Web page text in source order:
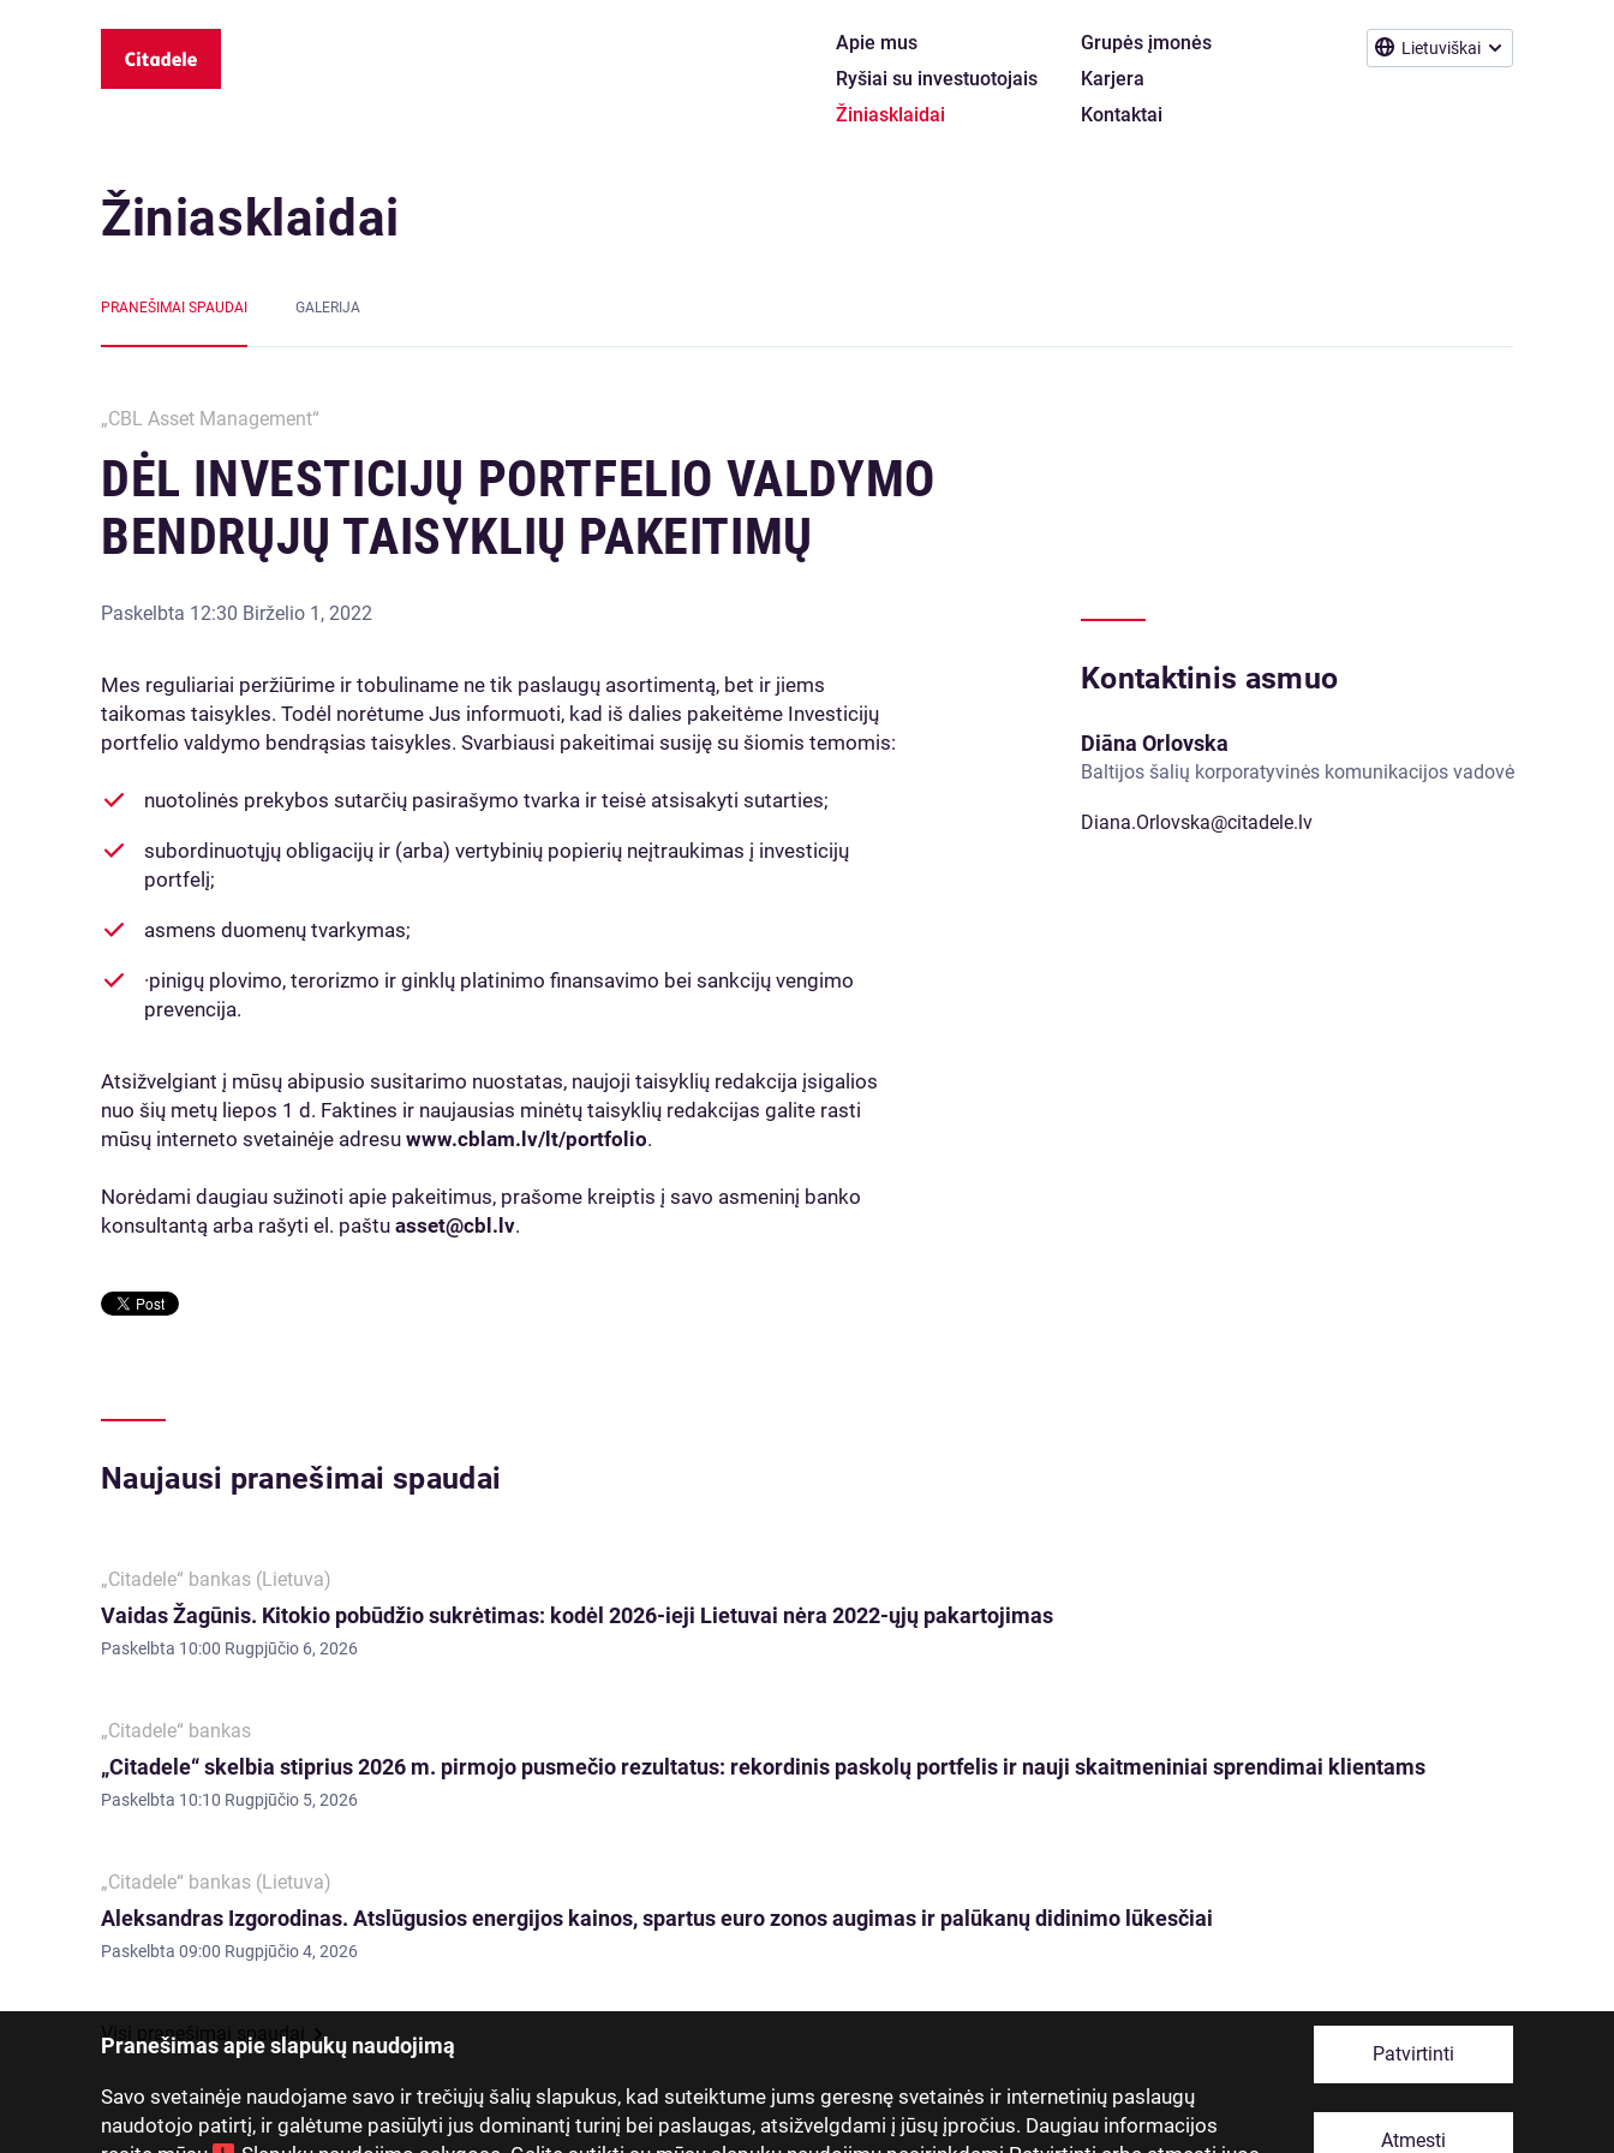
Pranešimas apie slapukų naudojimą
Savo svetainėje naudojame savo ir trečiųjų šalių slapukus, kad suteiktume jums geresnę svetainės ir internetinių paslaugų
naudotojo patirtį, ir galėtume pasiūlyti jus dominantį turinį bei paslaugas, atsižvelgdami į jūsų įpročius. Daugiau informacijos
Patvirtinti
Atmesti
Lietuviškai
Apie mus
Ryšiai su investuotojais
Žiniasklaidai
Grupės įmonės
Karjera
Kontaktai
Žiniasklaidai
PRANEŠIMAI SPAUDAI GALERIJA
„CBL Asset Management“
DĖL INVESTICIJŲ PORTFELIO VALDYMO
BENDRŲJŲ TAISYKLIŲ PAKEITIMŲ
Paskelbta 12:30 Birželio 1, 2022
Mes reguliariai peržiūrime ir tobuliname ne tik paslaugų asortimentą, bet ir jiems
taikomas taisykles. Todėl norėtume Jus informuoti, kad iš dalies pakeitėme Investicijų
portfelio valdymo bendrąsias taisykles. Svarbiausi pakeitimai susiję su šiomis temomis:
nuotolinės prekybos sutarčių pasirašymo tvarka ir teisė atsisakyti sutarties;
subordinuotųjų obligacijų ir (arba) vertybinių popierių neįtraukimas į investicijų
portfelį;
asmens duomenų tvarkymas;
·pinigų plovimo, terorizmo ir ginklų platinimo finansavimo bei sankcijų vengimo
prevencija.
Atsižvelgiant į mūsų abipusio susitarimo nuostatas, naujoji taisyklių redakcija įsigalios
nuo šių metų liepos 1 d. Faktines ir naujausias minėtų taisyklių redakcijas galite rasti
mūsų interneto svetainėje adresu www.cblam.lv/lt/portfolio.
Norėdami daugiau sužinoti apie pakeitimus, prašome kreiptis į savo asmeninį banko
konsultantą arba rašyti el. paštu asset@cbl.lv.
Kontaktinis asmuo
Diāna Orlovska
Baltijos šalių korporatyvinės komunikacijos vadovė
Diana.Orlovska@citadele.lv
Naujausi pranešimai spaudai
„Citadele“ bankas (Lietuva)
Vaidas Žagūnis. Kitokio pobūdžio sukrėtimas: kodėl 2026-ieji Lietuvai nėra 2022-ųjų pakartojimas
Paskelbta 10:00 Rugpjūčio 6, 2026
„Citadele“ bankas
„Citadele“ skelbia stiprius 2026 m. pirmojo pusmečio rezultatus: rekordinis paskolų portfelis ir nauji skaitmeniniai sprendimai klientams
Paskelbta 10:10 Rugpjūčio 5, 2026
„Citadele“ bankas (Lietuva)
Aleksandras Izgorodinas. Atslūgusios energijos kainos, spartus euro zonos augimas ir palūkanų didinimo lūkesčiai
Paskelbta 09:00 Rugpjūčio 4, 2026
Visi pranešimai spaudai